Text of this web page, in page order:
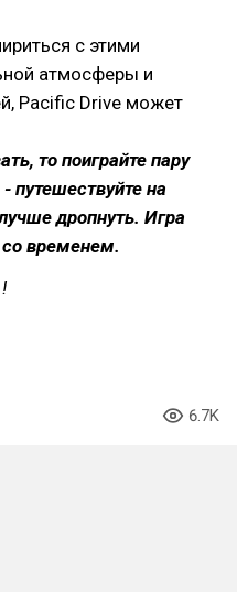
с этими
атмосферы и
Pacific Drive может
то поиграйте пару
путешествуйте на
дропнуть. Игра
со временем.
6.7K